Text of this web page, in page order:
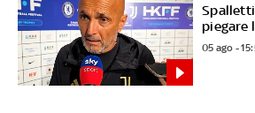
piegare
05 ago -